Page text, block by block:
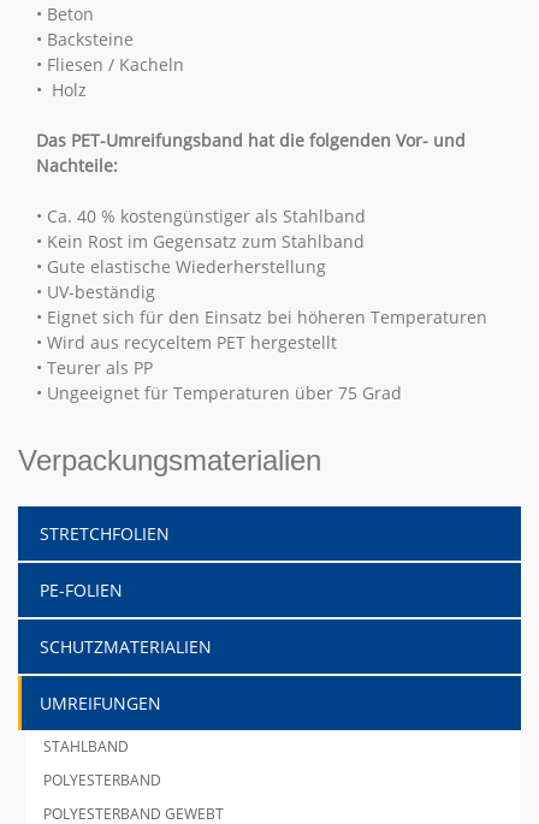
• Beton
• Backsteine
• Fliesen / Kacheln
• Holz
Das PET-Umreifungsband hat die folgenden Vor- und
Nachteile:
• Ca. 40 % kostengünstiger als Stahlband
• Kein Rost im Gegensatz zum Stahlband
• Gute elastische Wiederherstellung
• UV-beständig
• Eignet sich für den Einsatz bei höheren Temperaturen
• Wird aus recyceltem PET hergestellt
• Teurer als PP
• Ungeeignet für Temperaturen über 75 Grad
Verpackungsmaterialien
STRETCHFOLIEN
PE-FOLIEN
SCHUTZMATERIALIEN
UMREIFUNGEN
STAHLBAND
POLYESTERBAND
POLYESTERBAND GEWEBT